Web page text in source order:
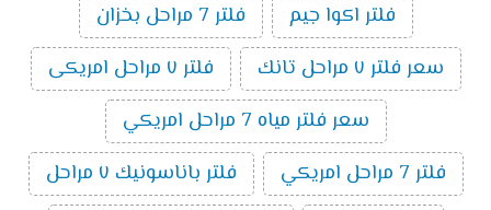
فلتر اكوا جيم
فلتر 7 مراحل بخزان
سعر فلتر ٧ مراحل تانك
فلتر ٧ مراحل امريكى
سعر فلتر مياه 7 مراحل امريكي
فلتر 7 مراحل امريكي
فلتر باناسونيك ٧ مراحل